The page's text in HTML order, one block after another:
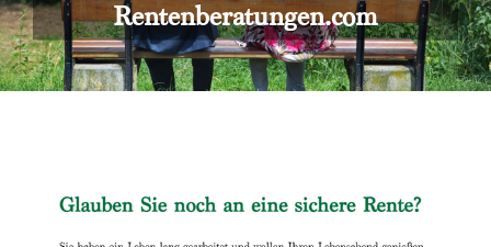
Rentenversicherung
Versicherungsberatung
Rentenberatungen.com